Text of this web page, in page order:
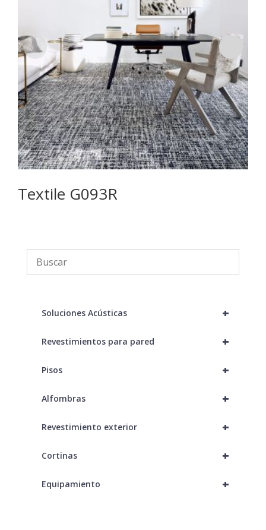
Textile G093R
+
Soluciones Acústicas
+
Revestimientos para pared
+
Pisos
+
Alfombras
+
Revestimiento exterior
+
Cortinas
+
Equipamiento